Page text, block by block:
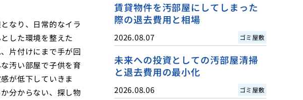
なり、日常的なイラ
した環境を整えた
片付けにまで手が回
汚い部屋で子供を育
が低下していきま
分からない、探し物
賃貸物件を汚部屋にしてしまった
際の退去費用と相場
2026.08.07 ゴミ屋敷
未来への投資としての汚部屋清掃
と退去費用の最小化
2026.08.06 ゴミ屋敷